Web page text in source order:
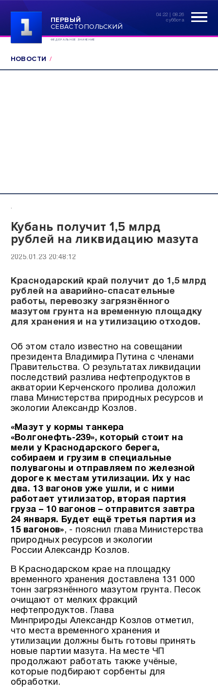
ПЕРВЫЙ
СЕВАСТОПОЛЬСКИЙ
ФЕДЕРАЛЬНОЕ ЗНАЧЕНИЕ
04:22 | 08.26
суббота
НОВОСТИ
.
Кубань получит 1,5 млрд
рублей на ликвидацию мазута
2025.01.23 20:48:12
Краснодарский край получит до 1,5 млрд
рублей на аварийно-спасательные
работы, перевозку загрязнённого
мазутом грунта на временную площадку
для хранения и на утилизацию отходов.
Об этом стало известно на совещании
президента Владимира Путина с членами
Правительства. О результатах ликвидации
последствий разлива нефтепродуктов в
акватории Керченского пролива доложил
глава Министерства природных ресурсов и
экологии Александр Козлов.
«Мазут у кормы танкера
«Волгонефть-239», который стоит на
мели у Краснодарского берега,
собираем и грузим в специальные
полувагоны и отправляем по железной
дороге к местам утилизации. Их у нас
два. 13 вагонов уже ушли, и с ними
работает утилизатор, вторая партия
груза – 10 вагонов – отправится завтра
24 января. Будет ещё третья партия из
15 вагонов», - пояснил глава Министерства
природных ресурсов и экологии
России Александр Козлов.
В Краснодарском крае на площадку
временного хранения доставлена 131 000
тонн загрязнённого мазутом грунта. Песок
очищают от мелких фракций
нефтепродуктов. Глава
Минприроды Александр Козлов отметил,
что места временного хранения и
утилизации должны быть готовы принять
новые партии мазута. На месте ЧП
продолжают работать также учёные,
которые подбирают сорбенты для
обработки.